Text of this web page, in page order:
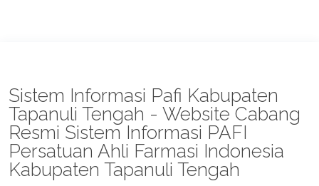
Sistem Informasi Pafi Kabupaten
Tapanuli Tengah - Website Cabang
Resmi Sistem Informasi PAFI
Persatuan Ahli Farmasi Indonesia
Kabupaten Tapanuli Tengah